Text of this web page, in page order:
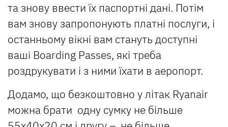
та знову ввести їх паспортні дані. Потім
вам знову запропонують платні послуги, і
останньому вікні вам стануть доступні
ваші Boarding Passes, які треба
роздрукувати і з ними їхати в аеропорт.
Додамо, що безкоштовно у літак Ryanair
можна брати одну сумку не більше